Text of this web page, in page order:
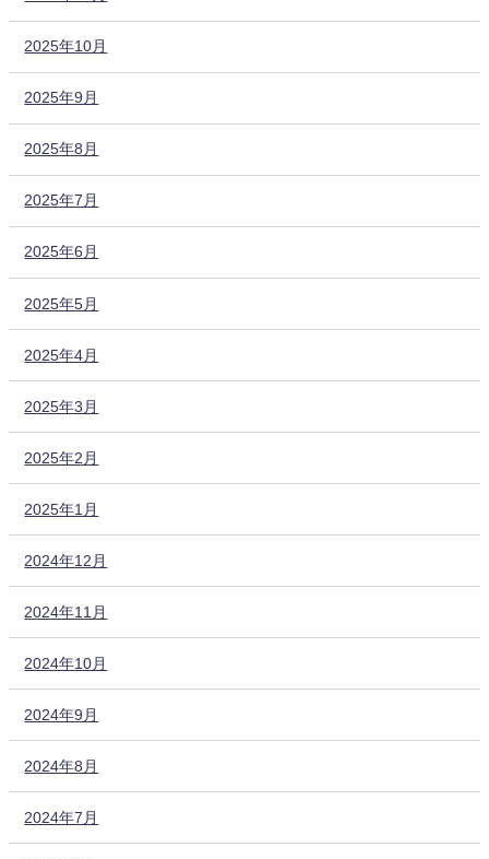
2025年10月
2025年9月
2025年8月
2025年7月
2025年6月
2025年5月
2025年4月
2025年3月
2025年2月
2025年1月
2024年12月
2024年11月
2024年10月
2024年9月
2024年8月
2024年7月